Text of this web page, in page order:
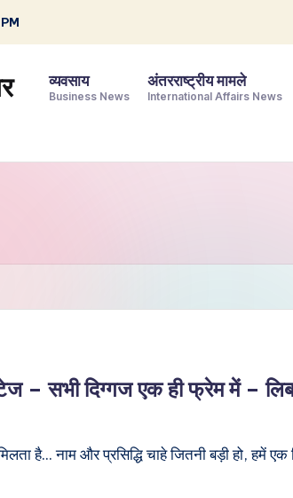
व्यवसाय
Business News
अंतरराष्ट्रीय मामले
International Affairs News
– सभी दिग्गज एक ही फ्रेम में –
है... नाम और प्रसिद्धि चाहे जितनी बड़ी हो, हमें एक